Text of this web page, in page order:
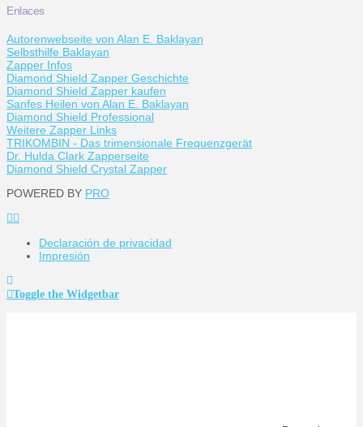
Enlaces
Autorenwebseite von Alan E. Baklayan
Selbsthilfe Baklayan
Zapper Infos
Diamond Shield Zapper Geschichte
Diamond Shield Zapper kaufen
Sanfes Heilen von Alan E. Baklayan
Diamond Shield Professional
Weitere Zapper Links
TRIKOMBIN - Das trimensionale Frequenzgerät
Dr. Hulda Clark Zapperseite
Diamond Shield Crystal Zapper
POWERED BY PRO
Declaración de privacidad
Impresión
Toggle the Widgetbar